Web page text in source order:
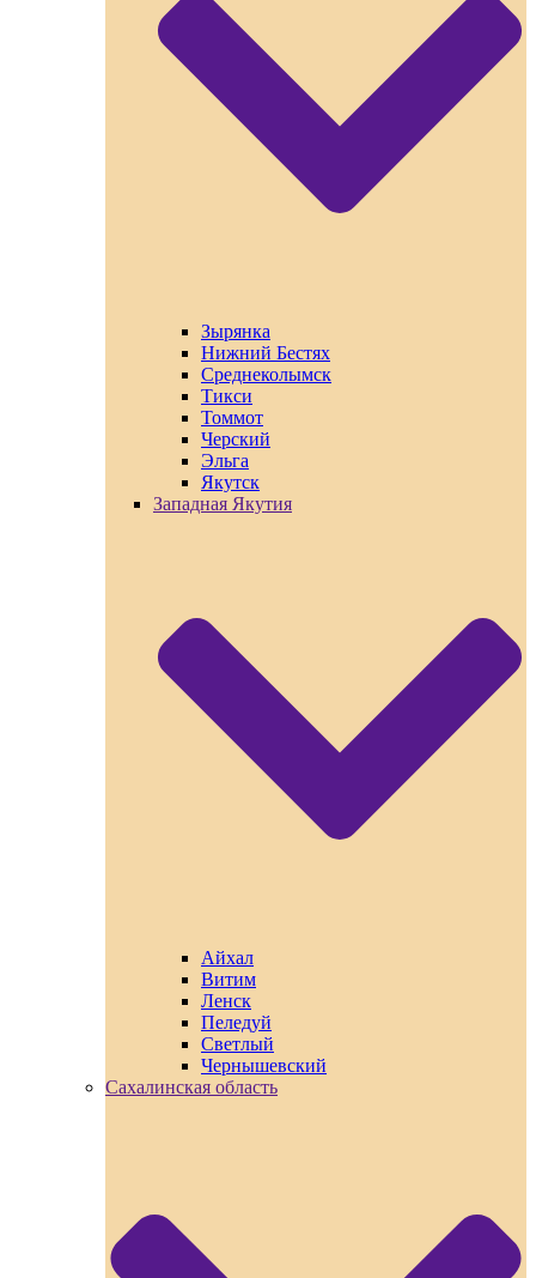
Зырянка
Нижний Бестях
Среднеколымск
Тикси
Томмот
Черский
Эльга
Якутск
Западная Якутия
Айхал
Витим
Ленск
Пеледуй
Светлый
Чернышевский
Сахалинская область